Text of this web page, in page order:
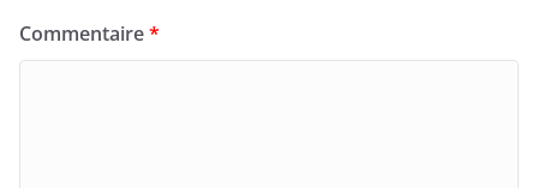
Commentaire*